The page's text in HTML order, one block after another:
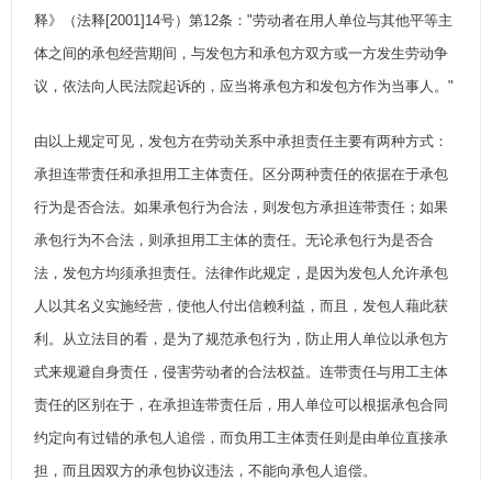
释》（法释[2001]14号）第12条："劳动者在用人单位与其他平等主
体之间的承包经营期间，与发包方和承包方双方或一方发生劳动争
议，依法向人民法院起诉的，应当将承包方和发包方作为当事人。"
由以上规定可见，发包方在劳动关系中承担责任主要有两种方式：
承担连带责任和承担用工主体责任。区分两种责任的依据在于承包
行为是否合法。如果承包行为合法，则发包方承担连带责任；如果
承包行为不合法，则承担用工主体的责任。无论承包行为是否合
法，发包方均须承担责任。法律作此规定，是因为发包人允许承包
人以其名义实施经营，使他人付出信赖利益，而且，发包人藉此获
利。从立法目的看，是为了规范承包行为，防止用人单位以承包方
式来规避自身责任，侵害劳动者的合法权益。连带责任与用工主体
责任的区别在于，在承担连带责任后，用人单位可以根据承包合同
约定向有过错的承包人追偿，而负用工主体责任则是由单位直接承
担，而且因双方的承包协议违法，不能向承包人追偿。